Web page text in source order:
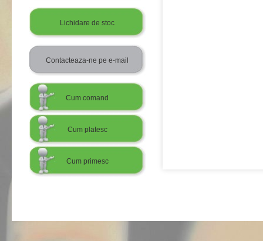
Lichidare de stoc
Contacteaza-ne pe e-mail
Cum comand
Cum platesc
Cum primesc